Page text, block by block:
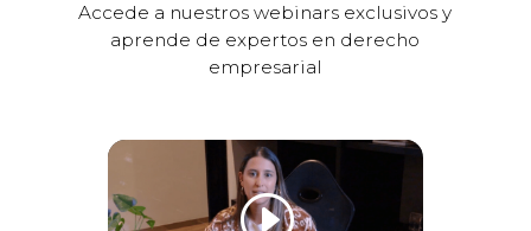
Accede a nuestros webinars exclusivos y
aprende de expertos en derecho
empresarial